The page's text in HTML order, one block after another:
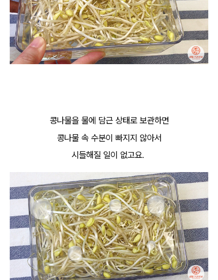
콩나물을 물에 담근 상태로 보관하면
콩나물 속 수분이 빠지지 않아서
시들해질 일이 없고요.